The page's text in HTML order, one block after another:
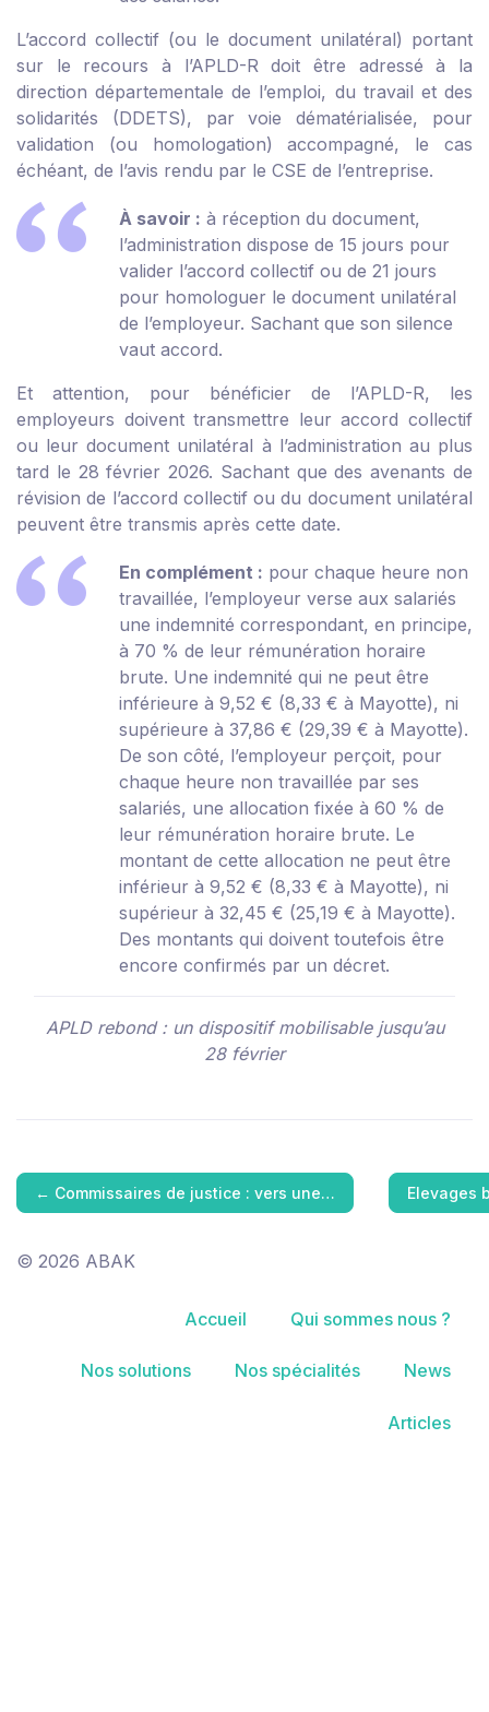
L’accord collectif (ou le document unilatéral) portant
sur le recours à l’APLD-R doit être adressé à la
direction départementale de l’emploi, du travail et des
solidarités (DDETS), par voie dématérialisée, pour
validation (ou homologation) accompagné, le cas
échéant, de l’avis rendu par le CSE de l’entreprise.
À savoir : à réception du document,
l’administration dispose de 15 jours pour
valider l’accord collectif ou de 21 jours
pour homologuer le document unilatéral
de l’employeur. Sachant que son silence
vaut accord.
Et attention, pour bénéficier de l’APLD-R, les
employeurs doivent transmettre leur accord collectif
ou leur document unilatéral à l’administration au plus
tard le 28 février 2026. Sachant que des avenants de
révision de l’accord collectif ou du document unilatéral
peuvent être transmis après cette date.
En complément : pour chaque heure non
travaillée, l’employeur verse aux salariés
une indemnité correspondant, en principe,
à 70 % de leur rémunération horaire
brute. Une indemnité qui ne peut être
inférieure à 9,52 € (8,33 € à Mayotte), ni
supérieure à 37,86 € (29,39 € à Mayotte).
De son côté, l’employeur perçoit, pour
chaque heure non travaillée par ses
salariés, une allocation fixée à 60 % de
leur rémunération horaire brute. Le
montant de cette allocation ne peut être
inférieur à 9,52 € (8,33 € à Mayotte), ni
supérieur à 32,45 € (25,19 € à Mayotte).
Des montants qui doivent toutefois être
encore confirmés par un décret.
APLD rebond : un dispositif mobilisable jusqu’au
28 février
← Commissaires de justice : vers une… Elevages
© 2026 ABAK
Accueil Qui sommes nous ?
Nos solutions Nos spécialités News
Articles